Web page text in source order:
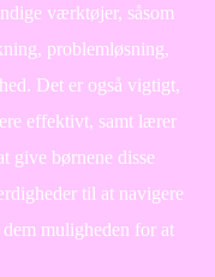
værktøjer, såsom
problemløsning,
Det er også vigtigt,
effektivt, samt lærer
give børnene disse
til at navigere
muligheden for at